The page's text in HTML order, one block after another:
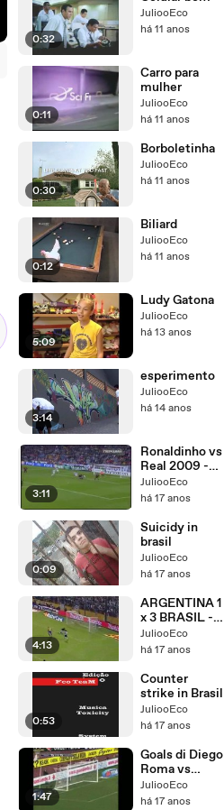
0:32
JuliooEco
há 11 anos
0:11
Carro para
mulher
JuliooEco
há 11 anos
0:30
Borboletinha
JuliooEco
há 11 anos
0:12
Biliard
JuliooEco
há 11 anos
5:09
Ludy Gatona
JuliooEco
há 13 anos
3:14
esperimento
JuliooEco
há 14 anos
3:11
Ronaldinho vs
Real 2009 -
[By E c o O]
JuliooEco
há 17 anos
0:09
Suicidy in
brasil
JuliooEco
há 17 anos
4:13
ARGENTINA 1
x 3 BRASIL -
Eliminatórias
da Copa 2010
JuliooEco
há 17 anos
0:53
Counter
strike in Brasil
JuliooEco
há 17 anos
1:47
Goals di Diego
Roma vs
Juventus All
Goals
JuliooEco
há 17 anos